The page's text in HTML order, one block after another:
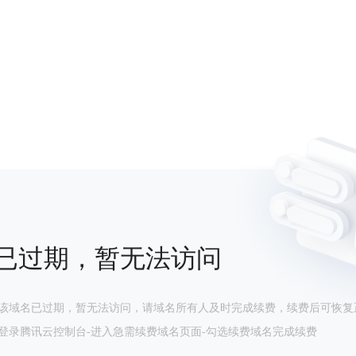
过期，暂无法访问
域名已过期，暂无法访问，请域名所有人及时完成续费，续费后可恢复
录腾讯云控制台-进入急需续费域名页面-勾选续费域名完成续费